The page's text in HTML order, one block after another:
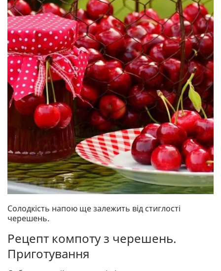
Солодкість напою ще залежить від стиглості
черешень.
Рецепт компоту з черешень.
Приготування